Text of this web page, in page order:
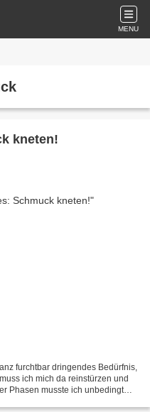
MENU
kneten!
furchtbar dringendes Bedürfnis,
ich mich da reinstürzen und
Phasen musste ich unbedingt